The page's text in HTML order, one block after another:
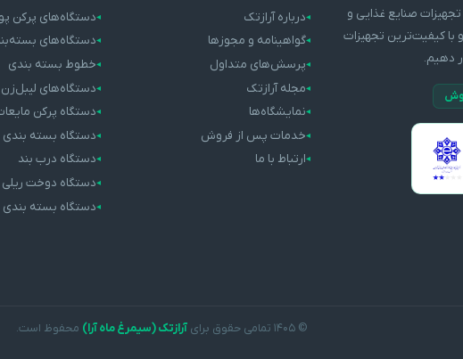
صنایع غذایی و
کیفیت‌ترین تجهیزات
دهیم.
درباره آرازتک
گواهینامه و مجوزها
پرسش‌های متداول
مجله آرازتک
نمایشگاه‌ها
خدمات پس از فروش
ارتباط با ما
دستگاه‌های پرکن
دستگاه‌های
خطوط بسته بندی
دستگاه‌های لیبل‌زن
دستگاه پرکن
دستگاه بسته
دستگاه درب بند
دستگاه دوخت ریلی
دستگاه بسته
© ۱۴۰۵ تمامی حقوق برای آرازتک (سیمرغ ماه آرا) محفوظ است.